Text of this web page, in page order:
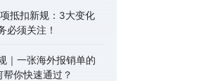
抵扣新规：3大变化
必须关注！
｜一张海外报销单的
帮你快速通过？